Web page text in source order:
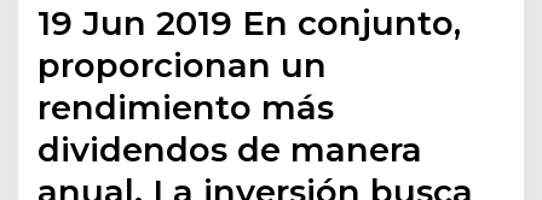
19 Jun 2019 En conjunto,
proporcionan un
rendimiento más
dividendos de manera
anual. La inversión busca